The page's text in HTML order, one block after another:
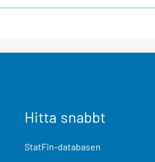
Hitta snabbt
StatFin-databasen